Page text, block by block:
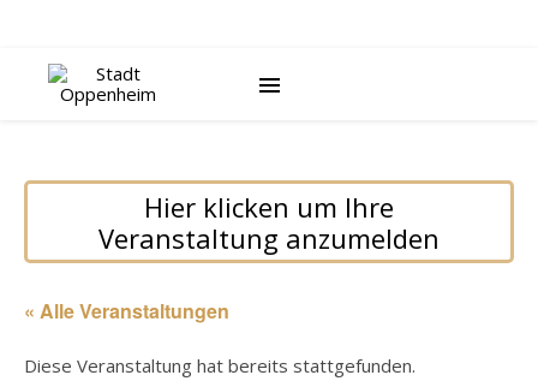
Hier klicken um Ihre
Veranstaltung anzumelden
« Alle Veranstaltungen
Diese Veranstaltung hat bereits stattgefunden.